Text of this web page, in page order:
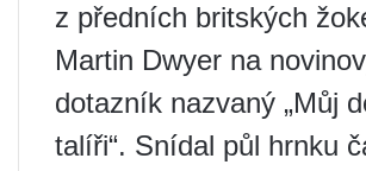
z předních britských
Martin Dwyer na
dotazník nazvaný „Můj
talíři“. Snídal půl hrnku